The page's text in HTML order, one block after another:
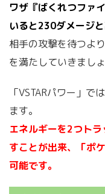
ワザ『ばくれつファ
いると230ダメージ
相手の攻撃を待つよ
を満たしていきましょ
「VSTARパワー」で
ます。
エネルギーを2つト
すことが出来、「ポ
可能です。